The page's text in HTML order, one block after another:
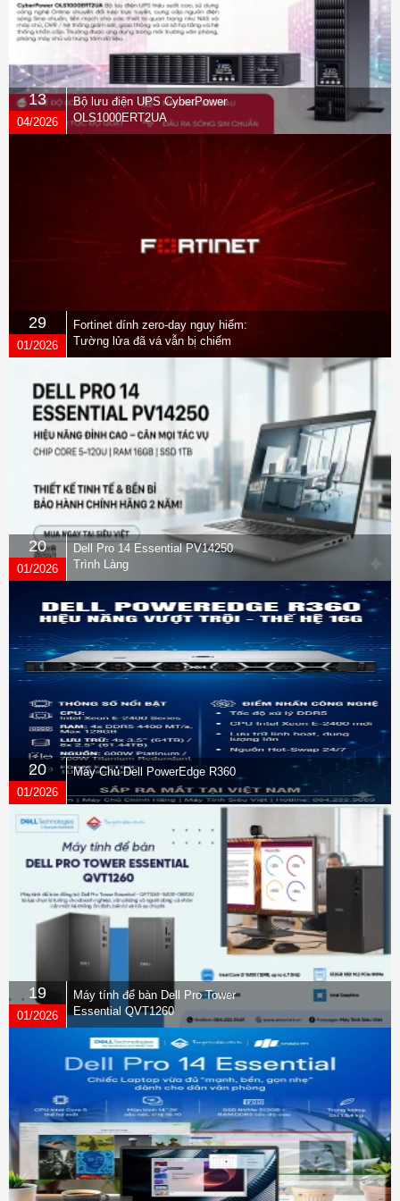
13
04/2026
Bộ lưu điện UPS CyberPower
OLS1000ERT2UA
29
01/2026
Fortinet dính zero-day nguy hiểm:
Tường lửa đã vá vẫn bị chiếm
quyền
20
01/2026
Dell Pro 14 Essential PV14250
Trình Làng
20
01/2026
Máy Chủ Dell PowerEdge R360
19
01/2026
Máy tính để bàn Dell Pro Tower
Essential QVT1260